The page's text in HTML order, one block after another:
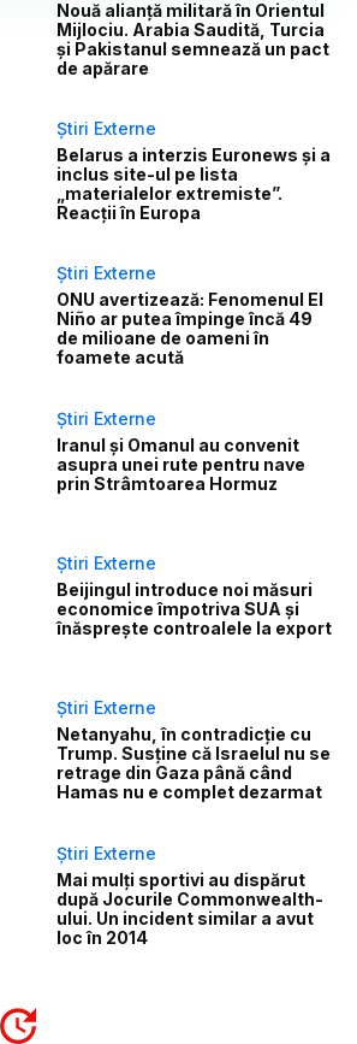
Nouă alianță militară în Orientul
Mijlociu. Arabia Saudită, Turcia
și Pakistanul semnează un pact
de apărare
Știri Externe
Belarus a interzis Euronews și a
inclus site-ul pe lista
„materialelor extremiste”.
Reacții în Europa
Știri Externe
ONU avertizează: Fenomenul El
Niño ar putea împinge încă 49
de milioane de oameni în
foamete acută
Știri Externe
Iranul și Omanul au convenit
asupra unei rute pentru nave
prin Strâmtoarea Hormuz
Știri Externe
Beijingul introduce noi măsuri
economice împotriva SUA și
înăsprește controalele la export
Știri Externe
Netanyahu, în contradicție cu
Trump. Susține că Israelul nu se
retrage din Gaza până când
Hamas nu e complet dezarmat
Știri Externe
Mai mulți sportivi au dispărut
după Jocurile Commonwealth-
ului. Un incident similar a avut
loc în 2014